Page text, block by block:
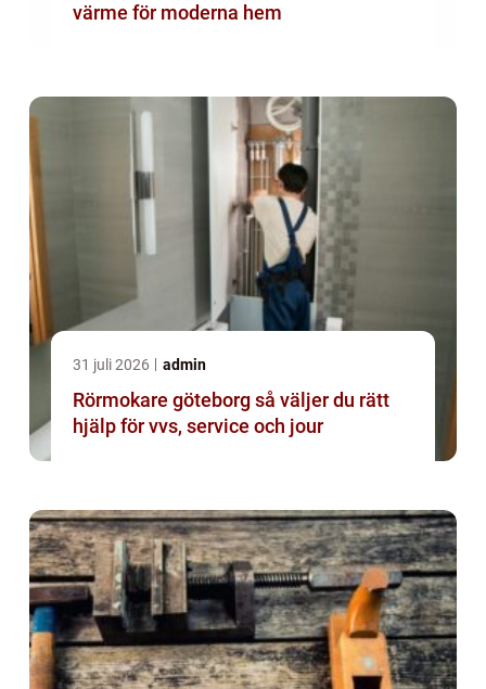
värme för moderna hem
31 juli 2026 admin
Rörmokare göteborg så väljer du rätt
hjälp för vvs, service och jour